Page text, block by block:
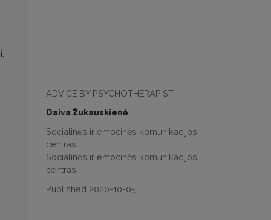
ADVICE BY PSYCHOTHERAPIST
Daiva Žukauskienė
Socialinės ir emocinės komunikacijos
centras
Socialinės ir emocinės komunikacijos
centras
Published 2020-10-05